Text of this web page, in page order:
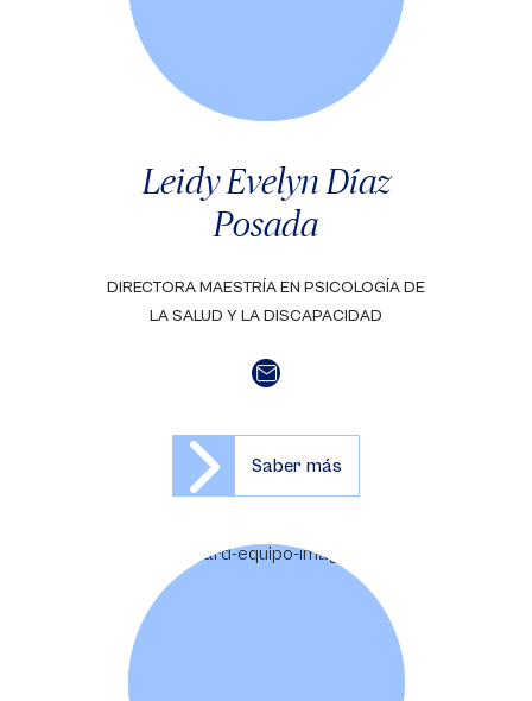
Leidy Evelyn Díaz
Posada
DIRECTORA MAESTRÍA EN PSICOLOGÍA DE
LA SALUD Y LA DISCAPACIDAD
Saber más